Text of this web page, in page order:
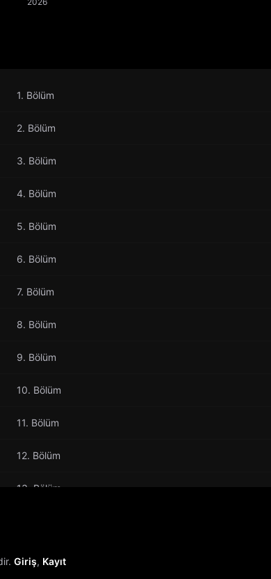
1. Bölüm
2. Bölüm
3. Bölüm
4. Bölüm
5. Bölüm
6. Bölüm
7. Bölüm
8. Bölüm
9. Bölüm
10. Bölüm
11. Bölüm
12. Bölüm
13. Bölüm
Giriş, Kayıt